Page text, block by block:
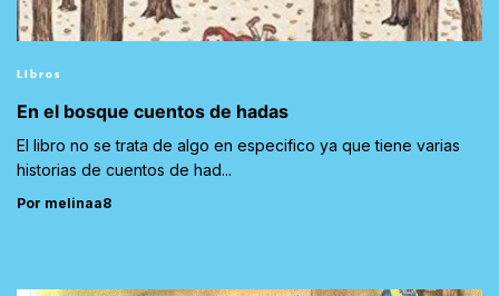
Libros
En el bosque cuentos de hadas
El libro no se trata de algo en especifico ya que tiene varias
historias de cuentos de had...
Por melinaa8